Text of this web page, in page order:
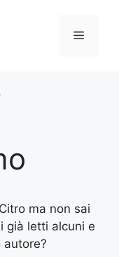
Menu
ma non sai
già letti alcuni e
autore?